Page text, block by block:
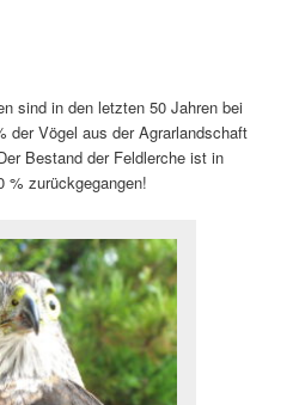
sind in den letzten 50 Jahren bei
der Vögel aus der Agrarlandschaft
Bestand der Feldlerche ist in
% zurückgegangen!